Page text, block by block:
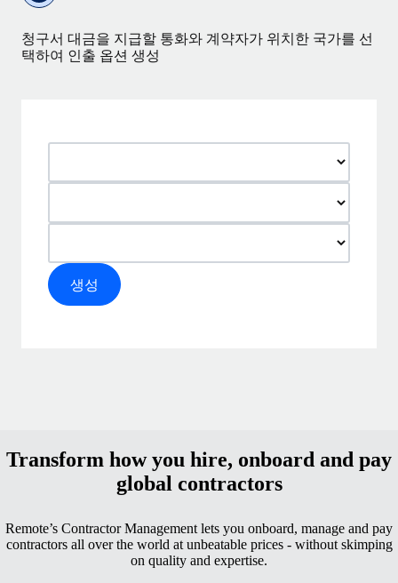
청구서 대금을 지급할 통화와 계약자가 위치한 국가를 선
택하여 인출 옵션 생성
생성
Transform how you hire, onboard and pay
global contractors
Remote’s Contractor Management lets you onboard, manage and pay
contractors all over the world at unbeatable prices - without skimping
on quality and expertise.